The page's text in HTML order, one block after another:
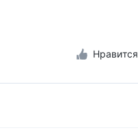
Нравится